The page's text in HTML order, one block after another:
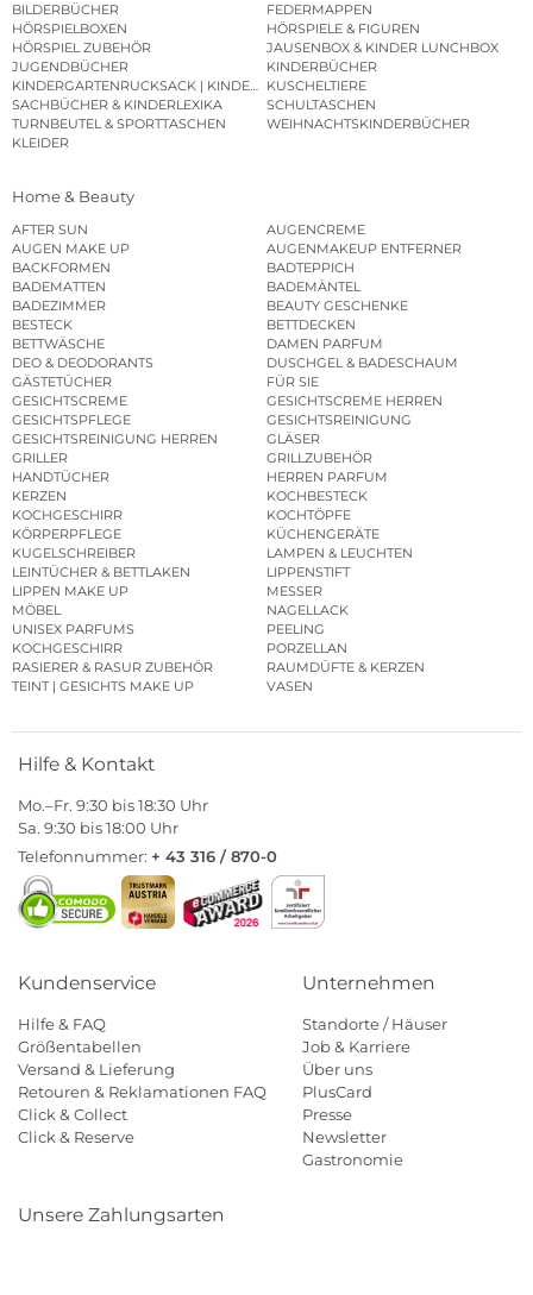
BILDERBÜCHER
FEDERMAPPEN
HÖRSPIELBOXEN
HÖRSPIELE & FIGUREN
HÖRSPIEL ZUBEHÖR
JAUSENBOX & KINDER LUNCHBOX
JUGENDBÜCHER
KINDERBÜCHER
KINDERGARTENRUCKSACK | KINDERGARTENBEUTEL
KUSCHELTIERE
SACHBÜCHER & KINDERLEXIKA
SCHULTASCHEN
TURNBEUTEL & SPORTTASCHEN
WEIHNACHTSKINDERBÜCHER
KLEIDER
Home & Beauty
AFTER SUN
AUGENCREME
AUGEN MAKE UP
AUGENMAKEUP ENTFERNER
BACKFORMEN
BADTEPPICH
BADEMATTEN
BADEMÄNTEL
BADEZIMMER
BEAUTY GESCHENKE
BESTECK
BETTDECKEN
BETTWÄSCHE
DAMEN PARFUM
DEO & DEODORANTS
DUSCHGEL & BADESCHAUM
GÄSTETÜCHER
FÜR SIE
GESICHTSCREME
GESICHTSCREME HERREN
GESICHTSPFLEGE
GESICHTSREINIGUNG
GESICHTSREINIGUNG HERREN
GLÄSER
GRILLER
GRILLZUBEHÖR
HANDTÜCHER
HERREN PARFUM
KERZEN
KOCHBESTECK
KOCHGESCHIRR
KOCHTÖPFE
KÖRPERPFLEGE
KÜCHENGERÄTE
KUGELSCHREIBER
LAMPEN & LEUCHTEN
LEINTÜCHER & BETTLAKEN
LIPPENSTIFT
LIPPEN MAKE UP
MESSER
MÖBEL
NAGELLACK
UNISEX PARFUMS
PEELING
KOCHGESCHIRR
PORZELLAN
RASIERER & RASUR ZUBEHÖR
RAUMDÜFTE & KERZEN
TEINT | GESICHTS MAKE UP
VASEN
Hilfe & Kontakt
Mo.–Fr. 9:30 bis 18:30 Uhr
Sa. 9:30 bis 18:00 Uhr
Telefonnummer: + 43 316 / 870-0
Kundenservice
Hilfe & FAQ
Größentabellen
Versand & Lieferung
Retouren & Reklamationen FAQ
Click & Collect
Click & Reserve
Unternehmen
Standorte / Häuser
Job & Karriere
Über uns
PlusCard
Presse
Newsletter
Gastronomie
Unsere Zahlungsarten